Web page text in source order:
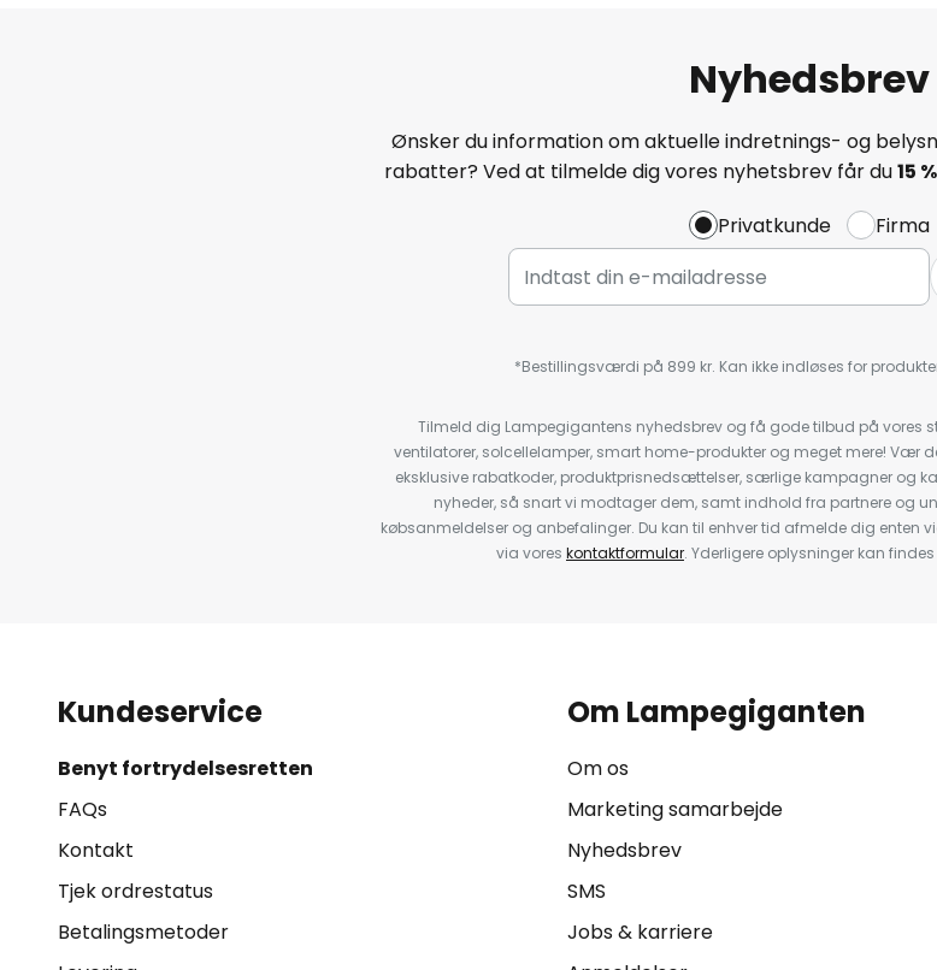
Nyhedsbrev
Ønsker du information om aktuelle indretnings- og
rabatter? Ved at tilmelde dig vores nyhetsbrev får du15
Privatkunde
Firma
*Bestillingsværdi på 899 kr. Kan ikke indløses for
Tilmeld dig Lampegigantens nyhedsbrev og få gode tilbud på vores
ventilatorer, solcellelamper, smart home-produkter og meget mere! Vær
eksklusive rabatkoder, produktprisnedsættelser, særlige kampagner og
nyheder, så snart vi modtager dem, samt indhold fra partnere og
købsanmeldelser og anbefalinger. Du kan til enhver tid afmelde dig enten
via vores kontaktformular. Yderligere oplysninger kan findes
Kundeservice
Benyt fortrydelsesretten
FAQs
Kontakt
Tjek ordrestatus
Betalingsmetoder
Om Lampegiganten
Om os
Marketing samarbejde
Nyhedsbrev
SMS
Jobs & karriere